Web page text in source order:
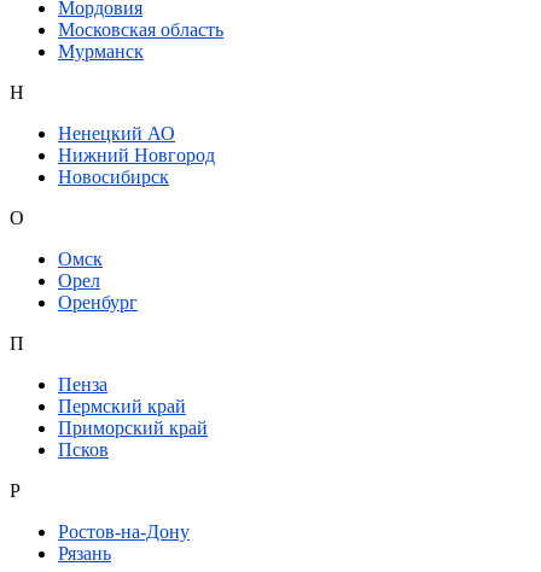
Мордовия
Московская область
Мурманск
Н
Ненецкий АО
Нижний Новгород
Новосибирск
О
Омск
Орел
Оренбург
П
Пенза
Пермский край
Приморский край
Псков
Р
Ростов-на-Дону
Рязань